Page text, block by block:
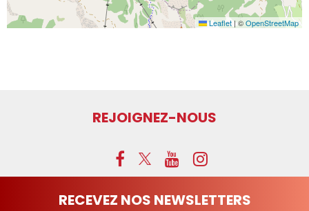
Leaflet | ©OpenStreetMap
REJOIGNEZ-NOUS
RECEVEZ NOS NEWSLETTERS